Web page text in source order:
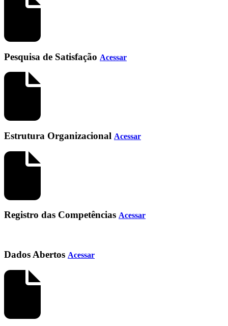
Pesquisa de Satisfação Acessar
Estrutura Organizacional Acessar
Registro das Competências Acessar
Dados Abertos Acessar